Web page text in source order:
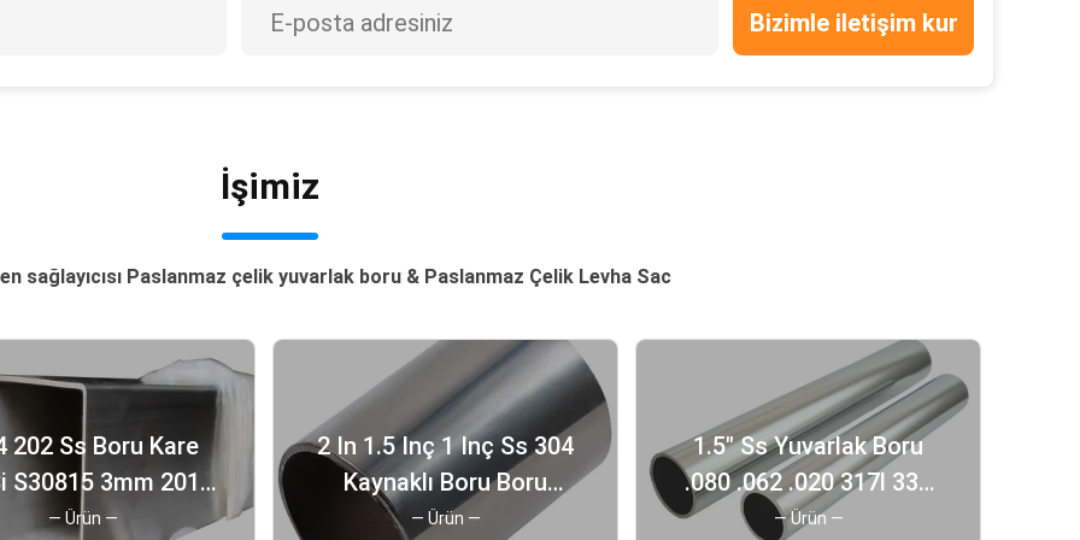
Bizimle iletişim kur
İşimiz
sağlayıcısı Paslanmaz çelik yuvarlak boru & Paslanmaz Çelik Levha Sac
202 Ss Boru Kare
S30815 3mm 201
Kullanım
— Ürün —
2 In 1.5 Inç 1 Inç Ss 304
Kaynaklı Boru Boru
Yuvarlak Paslanmaz
— Ürün —
1.5" Ss Yuvarlak Boru
.080 .062 .020 317l 330
347h Paslanmaz Çelik
— Ürün —